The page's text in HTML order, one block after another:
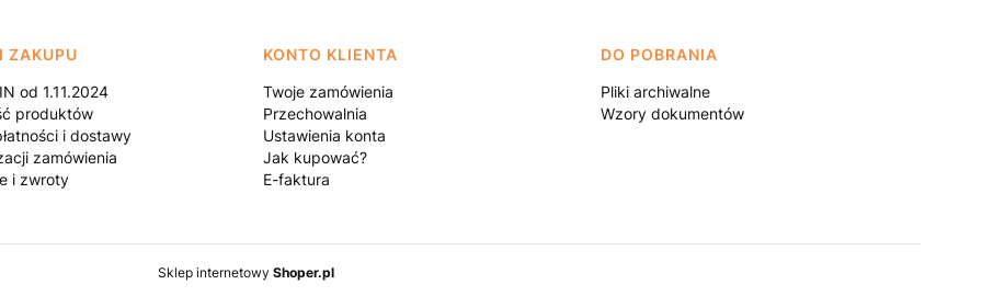
ZAKUPU
od 1.11.2024
produktów
i dostawy
zamówienia
i zwroty
KONTO KLIENTA
Twoje zamówienia
Przechowalnia
Ustawienia konta
Jak kupować?
E-faktura
DO POBRANIA
Pliki archiwalne
Wzory dokumentów
Sklep internetowy Shoper.pl